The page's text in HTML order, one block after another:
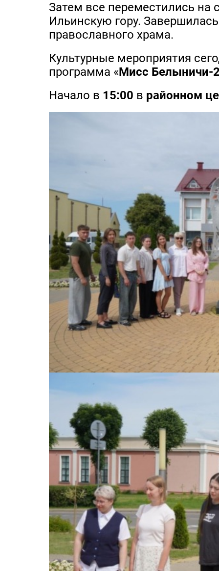
Затем все переместились
Ильинскую гору.
православного храма.
Культурные мероприятия
программа «Мисс Белыничи-
Начало в 15:00 в районном